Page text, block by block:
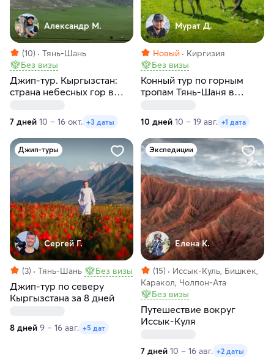
Александр М.
(10)
Тянь-Шань
Без визы
Джип-тур. Кыргызстан:
страна небесных гор в
7 дней 10 – 16 окт. +3 даты
Мурат Д.
Новый
Киргизия
Без визы
Конный тур по горным
тропам Тянь-Шаня в
10 дней 10 – 19 авг. +1 дата
Джип-туры
Сергей Г.
(3) Тянь-Шань Без визы
Джип-тур по северу
Кыргызстана за 8 дней
8 дней 9 – 16 авг. +5 дат
Экспедиции
Елена К.
(15)
Иссык-Куль, Бишкек,
Каракол, Чолпон-Ата
Без визы
Путешествие вокруг
Иссык-Куля
7 дней 10 – 16 авг. +2 даты